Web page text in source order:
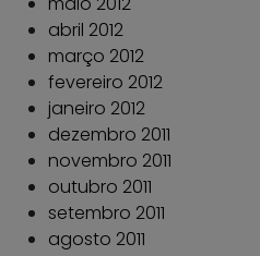
abril 2012
março 2012
fevereiro 2012
janeiro 2012
dezembro 2011
novembro 2011
outubro 2011
setembro 2011
agosto 2011